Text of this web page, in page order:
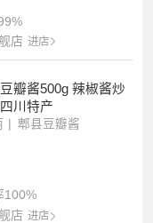
店 进店
瓣酱500g 辣椒酱炒
川特产
郫县豆瓣酱
100%
店 进店